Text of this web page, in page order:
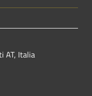
AT, Italia